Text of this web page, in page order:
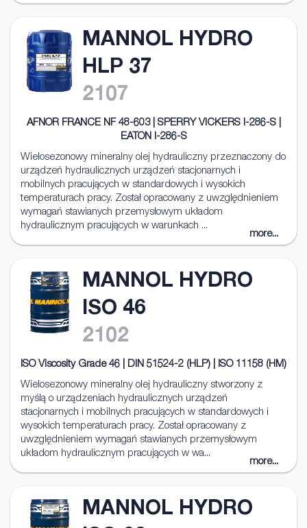
MANNOL HYDRO
HLP 37
2107
AFNOR FRANCE NF 48-603 | SPERRY VICKERS I-286-S |
EATON I-286-S
Wielosezonowy mineralny olej hydrauliczny przeznaczony do
urządzeń hydraulicznych urządzeń stacjonarnych i
mobilnych pracujących w standardowych i wysokich
temperaturach pracy. Został opracowany z uwzględnieniem
wymagań stawianych przemysłowym układom
hydraulicznym pracujących w warunkach ...
more...
MANNOL HYDRO
ISO 46
2102
ISO Viscosity Grade 46 | DIN 51524-2 (HLP) | ISO 11158 (HM)
Wielosezonowy mineralny olej hydrauliczny stworzony z
myślą o urządzeniach hydraulicznych urządzeń
stacjonarnych i mobilnych pracujących w standardowych i
wysokich temperaturach pracy. Został opracowany z
uwzględnieniem wymagań stawianych przemysłowym
układom hydraulicznym pracujących w wa...
more...
MANNOL HYDRO